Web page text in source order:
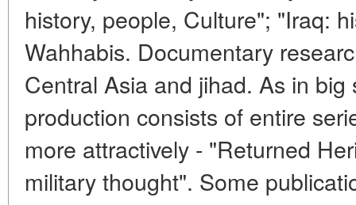
history, people, Culture"; "Iraq:
Wahhabis. Documentary
Central Asia and jihad. As in
production consists of entire
more attractively - "Returned
military thought". Some